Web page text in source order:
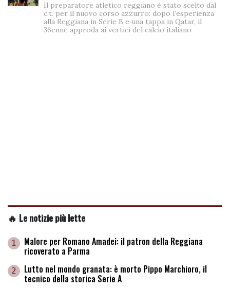
Il preparatore atletico reggiano è stato scelto dal
c.t. per il nuovo corso azzurro: dopo l’esperienza
alla Reggiana in Serie B e una tappa in Qatar, il
36enne approda ai vertici del calcio italiano
🔥 Le notizie più lette
1 Malore per Romano Amadei: il patron della Reggiana
ricoverato a Parma
2 Lutto nel mondo granata: è morto Pippo Marchioro, il
tecnico della storica Serie A